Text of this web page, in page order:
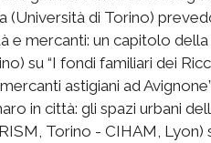
(Università di Torino)
e mercanti: un capitolo
su “I fondi familiari dei
astigiani ad
in città: gli spazi urbani
Torino - CIHAM, Lyon)